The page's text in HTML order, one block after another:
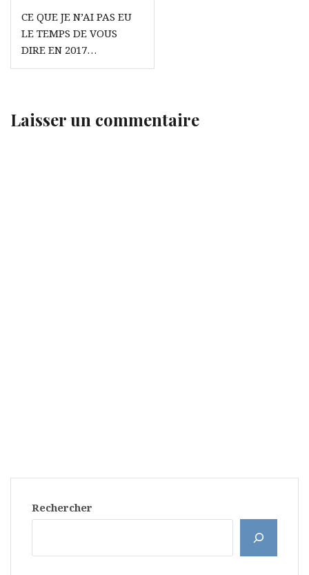
Navigation
de
l’article
CE QUE JE N’AI PAS EU
LE TEMPS DE VOUS
DIRE EN 2017…
Laisser un commentaire
Rechercher